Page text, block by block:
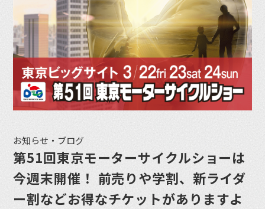
お知らせ・ブログ
第51回東京モーターサイクルショーは
今週末開催！ 前売りや学割、新ライダ
ー割などお得なチケットがありますよ